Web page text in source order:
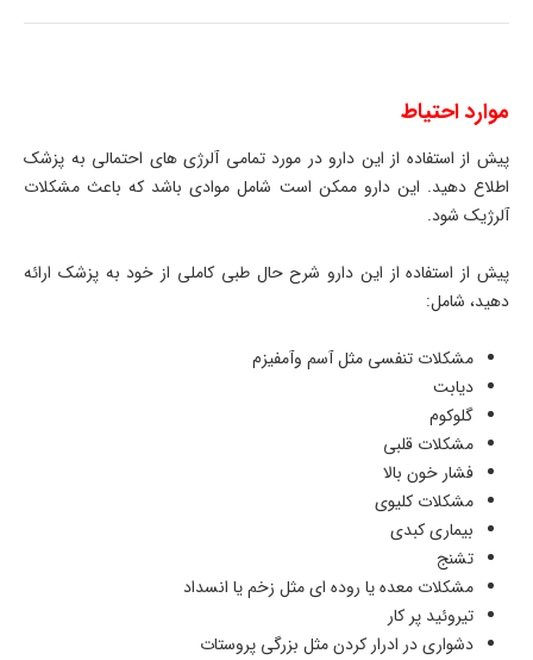
موارد احتیاط
پیش از استفاده از این دارو در مورد تمامی آلرژی های احتمالی به پزشک
اطلاع دهید. این دارو ممکن است شامل موادی باشد که باعث مشکلات
آلرژیک شود.
پیش از استفاده از این دارو شرح حال طبی کاملی از خود به پزشک ارائه
دهید، شامل:
مشکلات تنفسی مثل آسم وآمفیزم
دیابت
گلوکوم
مشکلات قلبی
فشار خون بالا
مشکلات کلیوی
بیماری کبدی
تشنج
مشکلات معده یا روده ای مثل زخم یا انسداد
تیروئید پر کار
دشواری در ادرار کردن مثل بزرگی پروستات